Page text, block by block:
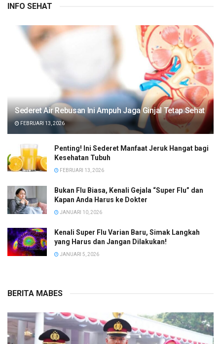
INFO SEHAT
Sederet Air Rebusan Ini Ampuh Jaga Ginjal Tetap Sehat
FEBRUARI 13, 2026
Penting! Ini Sederet Manfaat Jeruk Hangat bagi
Kesehatan Tubuh
FEBRUARI 13, 2026
Bukan Flu Biasa, Kenali Gejala “Super Flu” dan
Kapan Anda Harus ke Dokter
JANUARI 10, 2026
Kenali Super Flu Varian Baru, Simak Langkah
yang Harus dan Jangan Dilakukan!
JANUARI 5, 2026
BERITA MABES